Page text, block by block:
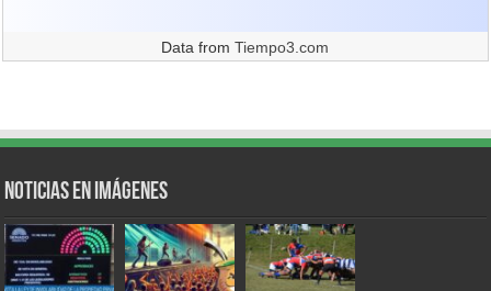
Data fromTiempo3.com
Noticias en Imágenes